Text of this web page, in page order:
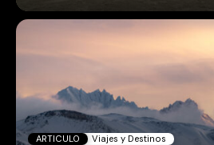
ARTICULO Viajes y Destinos